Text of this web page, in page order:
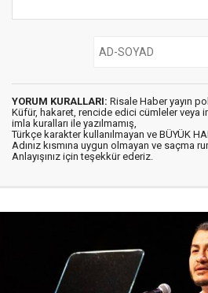
YORUM KURALLARI: Risale Haber yayın
Küfür, hakaret, rencide edici cümleler veya
imla kuralları ile yazılmamış,
Türkçe karakter kullanılmayan ve BÜYÜK
Adınız kısmına uygun olmayan ve saçma
Anlayışınız için teşekkür ederiz.